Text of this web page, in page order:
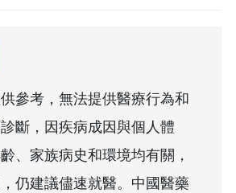
參考，無法提供醫療行為和
斷，因疾病成因與個人體
、家族病史和環境均有關，
仍建議儘速就醫。中國醫藥